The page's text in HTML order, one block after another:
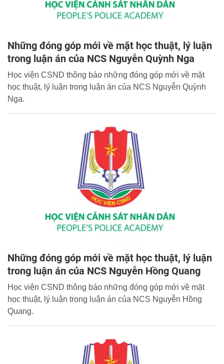
Những đóng góp mới về mặt học thuật, lý luận
trong luận án của NCS Nguyễn Quỳnh Nga
Học viện CSND thông báo những đóng góp mới về mặt
học thuật, lý luận trong luận án của NCS Nguyễn Quỳnh
Nga.
Những đóng góp mới về mặt học thuật, lý luận
trong luận án của NCS Nguyễn Hồng Quang
Học viện CSND thông báo những đóng góp mới về mặt
học thuật, lý luận trong luận án của NCS Nguyễn Hồng
Quang.